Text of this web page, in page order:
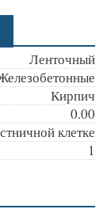
Ленточный
Кирпич
0.00
клетке
1